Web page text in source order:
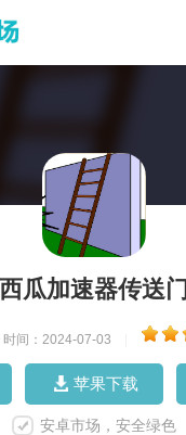
西瓜加速器传送门
时间：2024-07-03
苹果下载
安卓市场，安全绿色